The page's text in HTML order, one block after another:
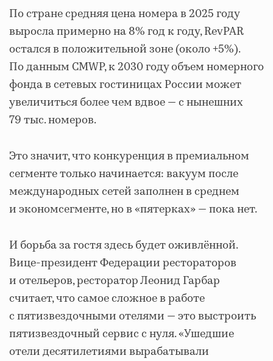
По стране средняя цена номера в 2025 году
выросла примерно на 8% год к году, RevPAR
остался в положительной зоне (около +5%).
По данным CMWP, к 2030 году объем номерного
фонда в сетевых гостиницах России может
увеличиться более чем вдвое — с нынешних
79 тыс. номеров.
Это значит, что конкуренция в премиальном
сегменте только начинается: вакуум после
международных сетей заполнен в среднем
и экономсегменте, но в «пятерках» — пока нет.
И борьба за гостя здесь будет оживлённой.
Вице-президент Федерации рестораторов
и отельеров, ресторатор Леонид Гарбар
считает, что самое сложное в работе
с пятизвездочными отелями — это выстроить
пятизвездочный сервис с нуля. «Ушедшие
отели десятилетиями вырабатывали